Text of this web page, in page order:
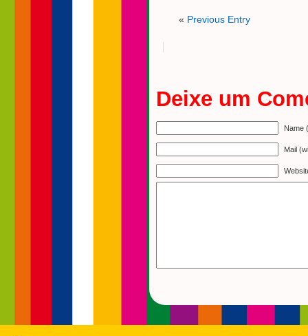
« Previous Entry
Deixe um
Name
Mail